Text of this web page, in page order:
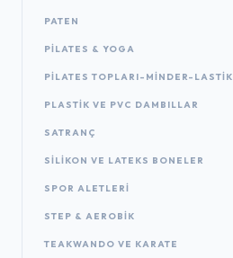
PATEN
PILATES & YOGA
PILATES TOPLARI-MINDER-LASTIK
PLASTIK VE PVC DAMBILLAR
SATRANÇ
SILIKON VE LATEKS BONELER
SPOR ALETLERI
STEP & AEROBIK
TEAKWANDO VE KARATE